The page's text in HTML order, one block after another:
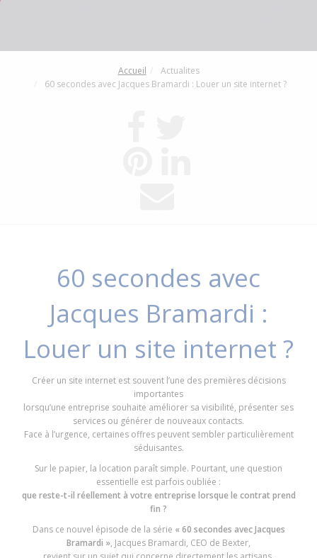
Accueil
Actualites
60 secondes avec Jacques Bramardi : Louer un site internet ?
60 secondes avec
Jacques Bramardi :
Louer un site internet ?
Créer un site internet est souvent l’une des premières décisions
importantes
lorsqu’une entreprise souhaite améliorer sa visibilité, présenter ses
services ou générer de nouveaux contacts.
Face à l’urgence, certaines offres peuvent sembler particulièrement
séduisantes.
Sur le papier, la location paraît simple. Pourtant, une question
essentielle est parfois oubliée :
que reste-t-il réellement à votre entreprise lorsque le contrat prend
fin ?
Dans ce nouvel épisode de la série « 60 secondes avec Jacques
Bramardi », Jacques Bramardi, CEO de Bexter,